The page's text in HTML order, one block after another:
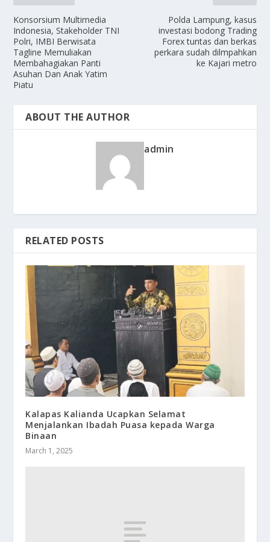
Konsorsium Multimedia
Indonesia, Stakeholder TNI
Polri, IMBI Berwisata
Tagline Memuliakan
Membahagiakan Panti
Asuhan Dan Anak Yatim
Piatu
Polda Lampung, kasus
investasi bodong Trading
Forex tuntas dan berkas
perkara sudah dilmpahkan
ke Kajari metro
ABOUT THE AUTHOR
admin
RELATED POSTS
Kalapas Kalianda Ucapkan Selamat
Menjalankan Ibadah Puasa kepada Warga
Binaan
March 1, 2025